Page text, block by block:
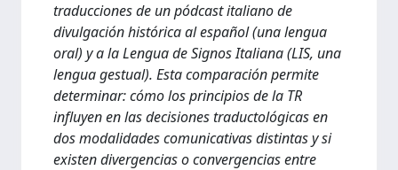
traducciones de un pódcast italiano de
divulgación histórica al español (una lengua
oral) y a la Lengua de Signos Italiana (LIS, una
lengua gestual). Esta comparación permite
determinar: cómo los principios de la TR
influyen en las decisiones traductológicas en
dos modalidades comunicativas distintas y si
existen divergencias o convergencias entre